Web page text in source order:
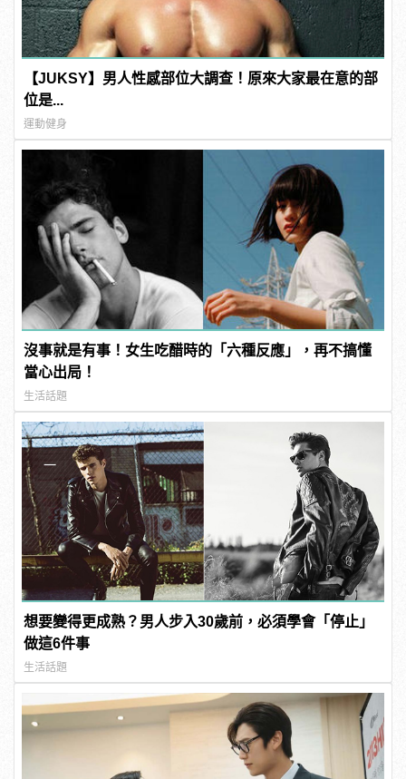
【JUKSY】男人性感部位大調查！原來大家最在意的部
位是...
運動健身
沒事就是有事！女生吃醋時的「六種反應」，再不搞懂
當心出局！
生活話題
想要變得更成熟？男人步入30歲前，必須學會「停止」
做這6件事
生活話題